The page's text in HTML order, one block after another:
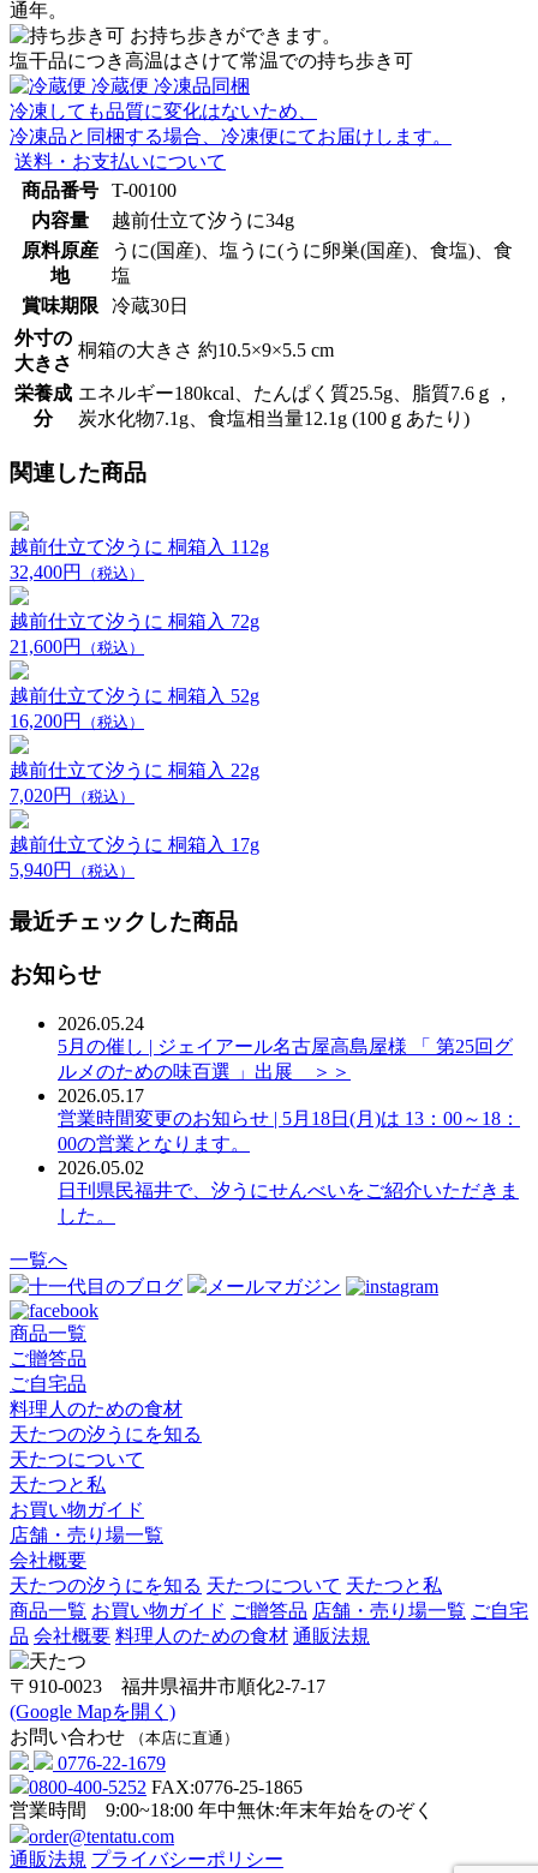
通年。
お持ち歩きができます。
塩干品につき高温はさけて常温での持ち歩き可
冷蔵便 冷凍品同梱
冷凍しても品質に変化はないため、
冷凍品と同梱する場合、冷凍便にてお届けします。
送料・お支払いについて
商品番号
T-00100
内容量
越前仕立て汐うに34g
原料原産
地
うに(国産)、塩うに(うに卵巣(国産)、食塩)、食
塩
賞味期限
冷蔵30日
外寸の
大きさ
桐箱の大きさ 約10.5×9×5.5 cm
栄養成
分
エネルギー180kcal、たんぱく質25.5g、脂質7.6ｇ，
炭水化物7.1g、食塩相当量12.1g (100ｇあたり)
関連した商品
越前仕立て汐うに 桐箱入 112g
32,400円
（税込）
越前仕立て汐うに 桐箱入 72g
21,600円
（税込）
越前仕立て汐うに 桐箱入 52g
16,200円
（税込）
越前仕立て汐うに 桐箱入 22g
7,020円
（税込）
越前仕立て汐うに 桐箱入 17g
5,940円
（税込）
最近チェックした商品
お知らせ
2026.05.24
5月の催し | ジェイアール名古屋高島屋様 「 第25回グ
ルメのための味百選 」出展 ＞＞
2026.05.17
営業時間変更のお知らせ | 5月18日(月)は 13：00～18：
00の営業となります。
2026.05.02
日刊県民福井で、汐うにせんべいをご紹介いただきま
した。
一覧へ
十一代目のブログ
メールマガジン
商品一覧
ご贈答品
ご自宅品
料理人のための食材
天たつの汐うにを知る
天たつについて
天たつと私
お買い物ガイド
店舗・売り場一覧
会社概要
天たつの汐うにを知る 天たつについて 天たつと私
商品一覧 お買い物ガイド ご贈答品 店舗・売り場一覧 ご自宅
品 会社概要 料理人のための食材 通販法規
〒910-0023 福井県福井市順化2-7-17
(Google Mapを開く)
お問い合わせ
（本店に直通）
0776-22-1679
0800-400-5252 FAX:0776-25-1865
営業時間 9:00~18:00 年中無休:年末年始をのぞく
order@tentatu.com
通販法規 プライバシーポリシー